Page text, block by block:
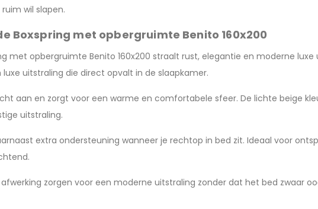
wil slapen.
Boxspring met opbergruimte Benito 160x200
met opbergruimte Benito 160x200 straalt rust, elegantie en moderne
uitstraling die direct opvalt in de slaapkamer.
aan en zorgt voor een warme en comfortabele sfeer. De lichte beige
uitstraling.
extra ondersteuning wanneer je rechtop in bed zit. Ideaal voor
zorgen voor een moderne uitstraling zonder dat het bed zwaar